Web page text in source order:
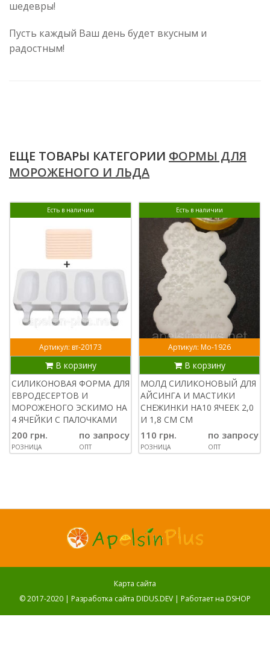
шедевры!
Пусть каждый Ваш день будет вкусным и
радостным!
ЕЩЕ ТОВАРЫ КАТЕГОРИИ ФОРМЫ ДЛЯ
МОРОЖЕНОГО И ЛЬДА
Есть в наличии
Артикул: вт-20173
В корзину
СИЛИКОНОВАЯ ФОРМА ДЛЯ
ЕВРОДЕСЕРТОВ И
МОРОЖЕНОГО ЭСКИМО НА
4 ЯЧЕЙКИ С ПАЛОЧКАМИ
200 грн.
РОЗНИЦА
по запросу
ОПТ
Есть в наличии
Артикул: Мо-1926
В корзину
МОЛД СИЛИКОНОВЫЙ ДЛЯ
АЙСИНГА И МАСТИКИ
СНЕЖИНКИ НА10 ЯЧЕЕК 2,0
И 1,8 СМ СМ
110 грн.
РОЗНИЦА
по запросу
ОПТ
Карта сайта
© 2017-2020 | Разработка сайта DIDUS.DEV | Работает на DSHOP